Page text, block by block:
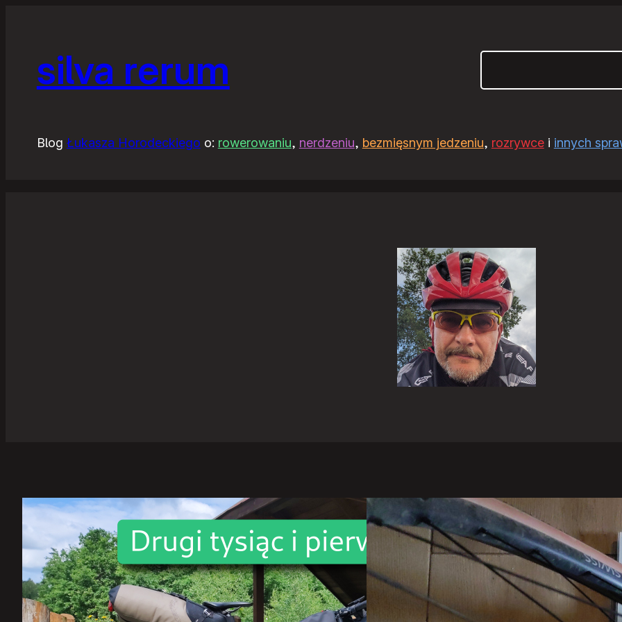
silva rerum
Blog Łukasza Horodeckiego o: rowerowaniu, nerdzeniu, bezmięsnym jedzeniu, rozrywcei innych